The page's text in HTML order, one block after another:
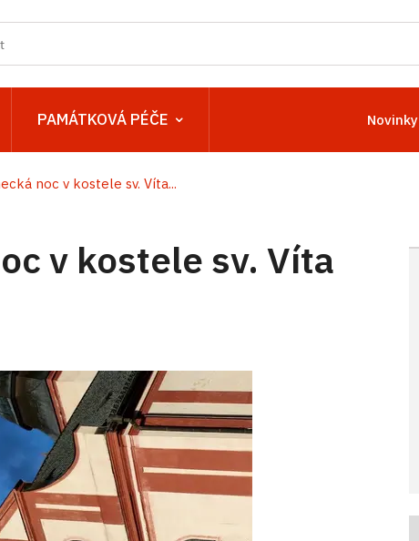
PAMÁTKOVÁ PÉČE Novinky
noc v kostele sv. Víta...
v kostele sv. Víta